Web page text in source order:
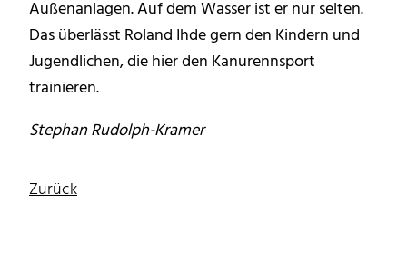
Außenanlagen. Auf dem Wasser ist er nur selten.
Das überlässt Roland Ihde gern den Kindern und
Jugendlichen, die hier den Kanurennsport
trainieren.
Stephan Rudolph-Kramer
Zurück